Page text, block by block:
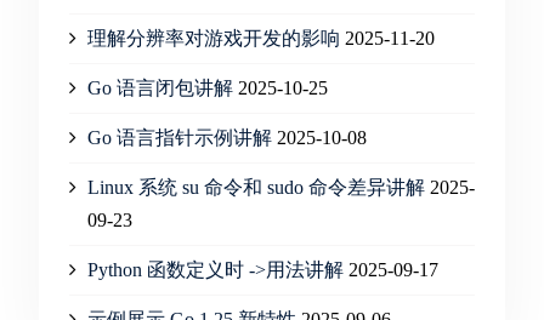
理解分辨率对游戏开发的影响 2025-11-20
Go 语言闭包讲解 2025-10-25
Go 语言指针示例讲解 2025-10-08
Linux 系统 su 命令和 sudo 命令差异讲解 2025-
09-23
Python 函数定义时 ->用法讲解 2025-09-17